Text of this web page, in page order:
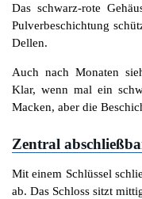
Das schwarz-rote
Pulverbeschichtung
Dellen.
Auch nach Monaten
Klar, wenn mal ein
Macken, aber die
Zentral
Mit einem Schlüssel
ab. Das Schloss sitzt